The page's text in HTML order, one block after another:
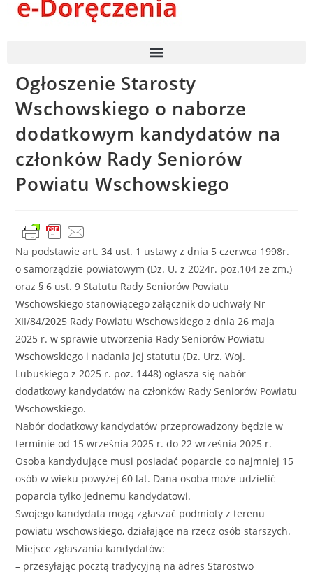
Ogłoszenie Starosty
Wschowskiego o naborze
dodatkowym kandydatów na
członków Rady Seniorów
Powiatu Wschowskiego
Na podstawie art. 34 ust. 1 ustawy z dnia 5 czerwca 1998r.
o samorządzie powiatowym (Dz. U. z 2024r. poz.104 ze zm.)
oraz § 6 ust. 9 Statutu Rady Seniorów Powiatu
Wschowskiego stanowiącego załącznik do uchwały Nr
XII/84/2025 Rady Powiatu Wschowskiego z dnia 26 maja
2025 r. w sprawie utworzenia Rady Seniorów Powiatu
Wschowskiego i nadania jej statutu (Dz. Urz. Woj.
Lubuskiego z 2025 r. poz. 1448) ogłasza się nabór
dodatkowy kandydatów na członków Rady Seniorów Powiatu
Wschowskiego.
Nabór dodatkowy kandydatów przeprowadzony będzie w
terminie od 15 września 2025 r. do 22 września 2025 r.
Osoba kandydujące musi posiadać poparcie co najmniej 15
osób w wieku powyżej 60 lat. Dana osoba może udzielić
poparcia tylko jednemu kandydatowi.
Swojego kandydata mogą zgłaszać podmioty z terenu
powiatu wschowskiego, działające na rzecz osób starszych.
Miejsce zgłaszania kandydatów:
– przesyłając pocztą tradycyjną na adres Starostwo